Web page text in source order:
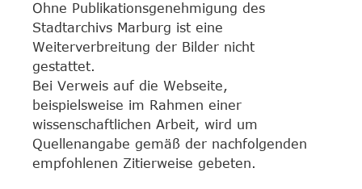
Ohne Publikationsgenehmigung des
Stadtarchivs Marburg ist eine
Weiterverbreitung der Bilder nicht
gestattet.
Bei Verweis auf die Webseite,
beispielsweise im Rahmen einer
wissenschaftlichen Arbeit, wird um
Quellenangabe gemäß der nachfolgenden
empfohlenen Zitierweise gebeten.